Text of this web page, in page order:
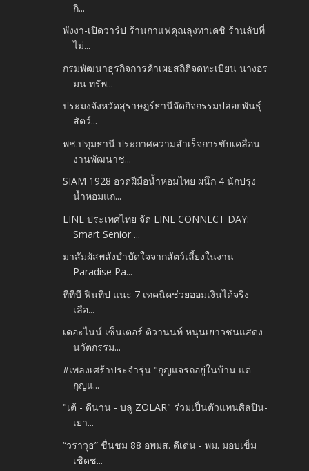
กิ...
พังงา-เปิดวาร์ป ร้านกาแฟคุณลุงทาเคชิ ร้านลับที่
ไม่...
กรมพัฒนาธุรกิจการค้าเผยสถิติจดทะเบียน นางอร
มน ทรัพ...
ประมงจังหวัดสุราษฎร์ธานีจัดกิจกรรมปล่อยพันธุ์
สัตว์...
พช.ปทุมธานี ประกาศความสำเร็จการขับเคลื่อน
งานพัฒนาช...
SIAM 1928 อวดฝีมือน้ำหอมไทย ผนึก 4 นักปรุง
น้ำหอมแถ...
LINE ประเทศไทย จัด LINE CONNECT DAY:
Smart Senior ...
มาสัมผัสพลังบำบัดใจจากสัตว์เลี้ยงในงาน
Paradise Pa...
ทีทีบี ฟินทิป แนะ 7 เทคนิคช่วยออมเงินได้จริง
เลือ...
เดอะไนน์ เซ็นเตอร์ ติวานนท์ หนุนเยาวชนแสดง
นวัตกรรม...
#เพลงเศร้าประจำรุ่น "กุญแจรถอยู่ในบ้าน แต่
กุญแ...
"เต้ - ดีนาน - บลู ZOLAR" ร่วมเป็นตัวแทนศิลปิน-
เยา...
“วราวุธ” ชื่นชม 88 อพมส. ดีเด่น - พม. มอบเข็ม
เชิดช...